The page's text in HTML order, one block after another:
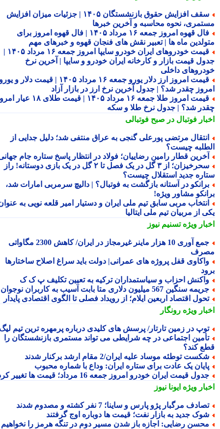
سقف افزایش حقوق بازنشستگان ۱۴۰۵ | جزئیات میزان افزایش
نحوه محاسبه و آخرین خبرها
فال قهوه امروز جمعه ۱۶ مرداد ۱۴۰۵ | فال قهوه امروز برای
ماه ها | تعبیر نقش های فنجان قهوه و خبرهای مهم
قیمت خودروهای ایران خودرو سایپا امروز جمعه ۱۶ مرداد ۱۴۰۵ |
قیمت بازار و کارخانه ایران خودرو و سایپا | آخرین نرخ
داخلی
قیمت امروز ارز دلار یورو جمعه ۱۶ مرداد ۱۴۰۵ | قیمت دلار و یورو
چقدر شد؟ | جدول آخرین نرخ ارز در بازار آزاد
قیمت امروز طلا جمعه ۱۶ مرداد ۱۴۰۵ | قیمت طلای ۱۸ عیار امروز
شد؟ | جدول نرخ طلا و سکه
فوتبال در صبح فوتبالی
مرتضی پورعلی گنجی به عراق منتفی شد؛ دلیل جدایی از
چیست؟
قطار رامین رضاییان؛ فولاد در انتظار پاسخ ستاره جام جهانی
سحرخیزان؛ از ۳ گل در یک فصل تا ۲ گل در یک بازی دوستانه! راز
جدید استقلال چیست؟
در آستانه بازگشت به فوتبال؟ | دالیچ سرمربی امارات شد،
مشاور ویژه!
مربی سابق تیم ملی ایران و دستیار امیر قلعه نویی به عنوان
از مربیان تیم ملی ایتالیا
ویژهتسنیم نیوز
جمع آوری 10 هزار ماینر غیرمجاز در ایران/ کاهش 2300 مگاواتی
قفل پروژه های عمرانی| دولت باید سراغ اصلاح ساختارها
احزاب و سیاستمداران ترکیه به تعیین تکلیف پ ک ک
سنگین 567 میلیون دلاری متا بابت آسیب به کاربران نوجوان
اقتصاد اربعین ایلام؛ از رویداد فصلی تا الگوی اقتصادی پایدار
ویژهرونگار
در زمین تارتار/ پرسش های کلیدی درباره پرمهره ترین تیم لیگ!
اجتماعی در چه شرایطی می تواند مستمری بازنشستگان را
کند؟
توطئه موساد علیه ایران/2 مقام ارشد برکنار شدند
یک عادت برای ستاره ایران: وداع با شماره محبوب
قیمت ایران خودرو امروز جمعه 16 مرداد؛ قیمت ها تغییر کرد
ویژهایونا نیوز
مرگبار پژو پارس و ساینا؛ 7 نفر کشته و مصدوم شدند
جدید به بازار نفت؛ قیمت ها دوباره اوج گرفتند
رضایی: اجازه باز شدن مسیر دوم در تنگه هرمز را نخواهیم